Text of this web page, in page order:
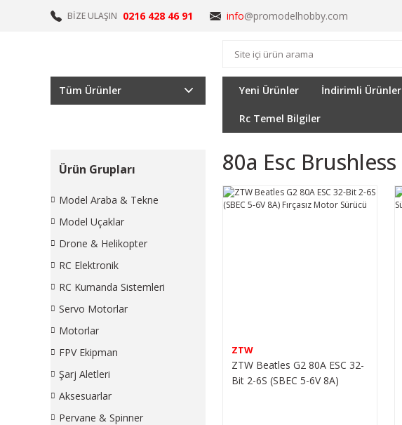
BİZE ULAŞIN 0216 428 46 91 info@promodelhobby.com
Tüm Ürünler Yeni Ürünler İndirimli Ürünler
Rc Temel Bilgiler
Ürün Grupları
Model Araba & Tekne
Model Uçaklar
Drone & Helikopter
RC Elektronik
RC Kumanda Sistemleri
Servo Motorlar
Motorlar
FPV Ekipman
Şarj Aletleri
Aksesuarlar
Pervane & Spinner
80a Esc Brushless
ZTW
ZTW Beatles G2 80A ESC 32-
Bit 2-6S (SBEC 5-6V 8A)